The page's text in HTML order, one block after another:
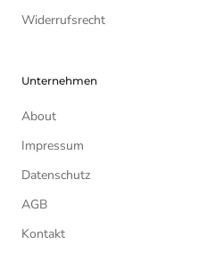
Widerrufsrecht
Unternehmen
About
Impressum
Datenschutz
AGB
Kontakt